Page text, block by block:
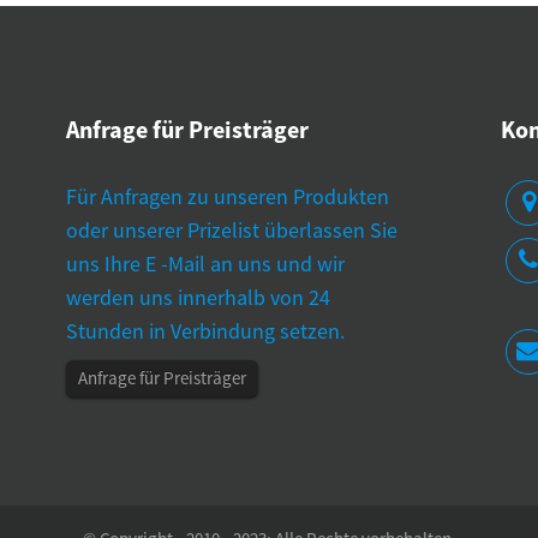
Anfrage für Preisträger
Für Anfragen zu unseren Produkten
oder unserer Prizelist überlassen Sie
uns Ihre E -Mail an uns und wir
werden uns innerhalb von 24
Stunden in Verbindung setzen.
Anfrage für Preisträger
testen Hersteller die Genauigkeit von
22 - 2025
Bedeutung einer genauen
Genauige
(BP) ist für die Diagnose
Behandlung von Hypertonie von
Wo finde ich
06 - 19 - 2025
Überblick über